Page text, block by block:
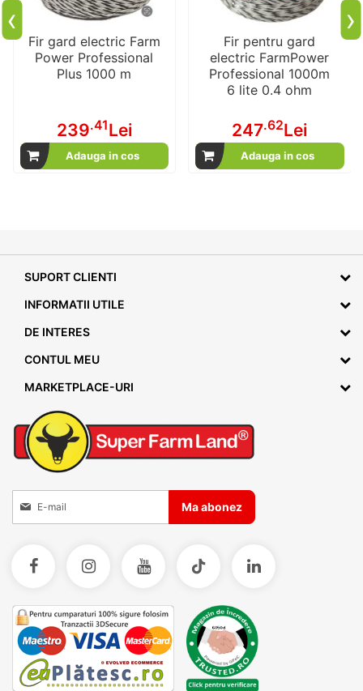
Fir gard electric Farm
Power Professional
Plus 1000 m
239.41Lei
Adauga in cos
Fir pentru gard
electric FarmPower
Professional 1000m
6 lite 0.4 ohm
247.62Lei
Adauga in cos
‹ ›
SUPORT CLIENTI
INFORMATII UTILE
DE INTERES
CONTUL MEU
MARKETPLACE-URI
Inscrieti-va la Buletinele noastre informative
Ma abonez